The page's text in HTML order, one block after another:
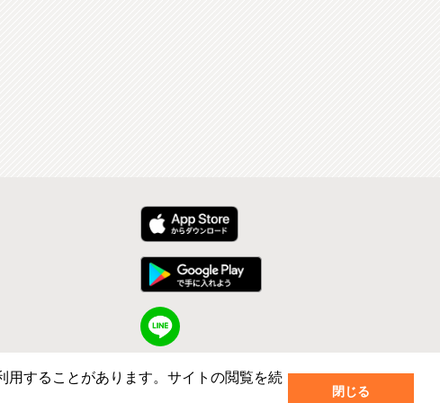
することがあります。サイトの閲覧を続
閉じる